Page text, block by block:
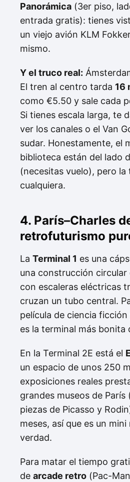
Panorámica (3er piso,
entrada gratis): tienes
un viejo avión KLM
mismo.
Y el truco real:
El tren al centro tarda 16
como €5.50 y sale cada
Si tienes escala larga, te
ver los canales o el Van
sudar. Honestamente, el
biblioteca están del lado
(necesitas vuelo), pero
cualquiera.
4. París–Charles
retrofuturismo
La Terminal 1 es una
una construcción circular
con escaleras eléctricas
cruzan un tubo central.
película de ciencia
es la terminal más bonita
En la Terminal 2E está el
un espacio de unos 250
exposiciones reales
grandes museos de París
piezas de Picasso y
meses, así que es un mini
verdad.
Para matar el tiempo
de arcade retro (Pac-